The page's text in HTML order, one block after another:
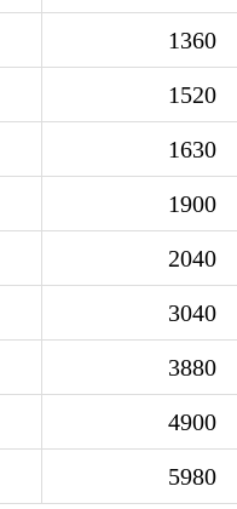
1360
1520
1630
1900
2040
3040
3880
4900
5980